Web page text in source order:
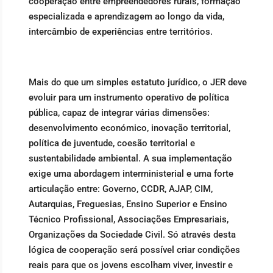
especializada e aprendizagem ao longo da vida,
intercâmbio de experiências entre territórios.
Mais do que um simples estatuto jurídico, o JER deve
evoluir para um instrumento operativo de política
pública, capaz de integrar várias dimensões:
desenvolvimento económico, inovação territorial,
política de juventude, coesão territorial e
sustentabilidade ambiental. A sua implementação
exige uma abordagem interministerial e uma forte
articulação entre: Governo, CCDR, AJAP, CIM,
Autarquias, Freguesias, Ensino Superior e Ensino
Técnico Profissional, Associações Empresariais,
Organizações da Sociedade Civil. Só através desta
lógica de cooperação será possível criar condições
reais para que os jovens escolham viver, investir e